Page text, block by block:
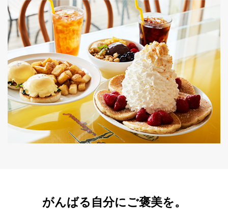
がんばる自分にご褒美を。